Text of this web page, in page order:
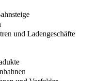
und Ladengeschäfte